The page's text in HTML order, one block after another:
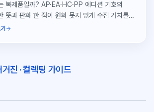
복제품일까? AP·EA·HC·PP 에디션 기호의
뜻과 판화 한 점이 원화 못지 않게 수집 가치를
이유. 씨앗페 실제 사례로 풀이.
거진 ·컬렉팅 가이드